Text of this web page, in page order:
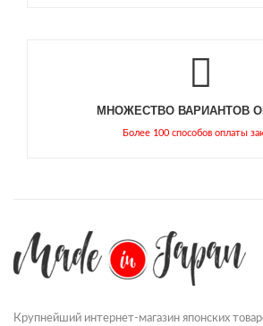
МНОЖЕСТВО ВАРИАНТОВ
Более 100 способов оплаты
Крупнейший интернет-магазин японских